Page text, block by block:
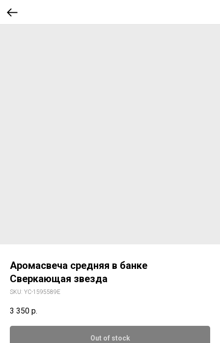
Аромасвеча средняя в банке
Сверкающая звезда
SKU: YC-1595589E
3 350 р.
Out of stock